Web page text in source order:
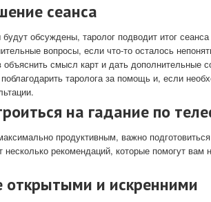
сеанса
будут обсуждены, таролог подводит итог
вопросы, если что-то осталось
объяснить смысл карт и дать дополнительные
таролога за помощь и, если
на гадание по
продуктивным, важно подготовиться
рекомендаций, которые помогут вам
открытыми и искренними